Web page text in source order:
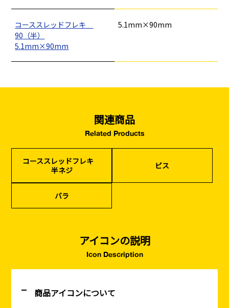
（型枠工事）
イベント設置・
バリケード（保安）
・復旧貢献
季節商材
解体・改修工事
コーススレッドフレキ
90（半）
5.1mm×90mm
5.1mm×90mm
関連商品
Related Products
コーススレッドフレキ
半ネジ
ビス
バラ
アイコンの説明
Icon Description
商品アイコンについて